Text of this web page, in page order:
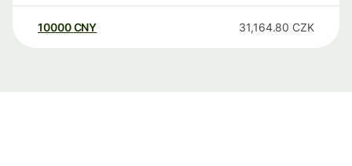
10000 CNY 31,164.80 CZK